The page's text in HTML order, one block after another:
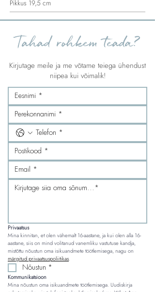
Pikkus 19,5 cm
Tahad rohkem teada?
Kirjutage meile ja me võtame teiega ühendust
niipea kui võimalik!
Privaatsus
Mina kinnitan, et olen vähemalt 16-aastane, ja kui olen alla 16-
aastane, siis on mind volitanud vanemliku vastutuse kandja,
märgitud privaatsuspoliitikas.
Nõustun *
Kommunikatsioon
Mina nõustun oma isikuandmete töötlemisega. Uudiskirja